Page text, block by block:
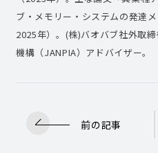
ブ・メモリー・システムの発達
2025年）。(株)バオバブ社外取
機構（JANPIA）アドバイザー。
前の記事